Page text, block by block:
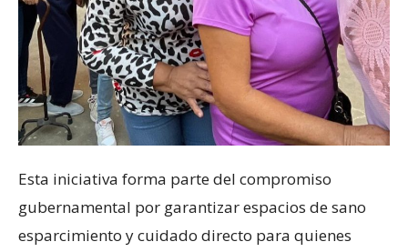
Esta iniciativa forma parte del compromiso
gubernamental por garantizar espacios de sano
esparcimiento y cuidado directo para quienes